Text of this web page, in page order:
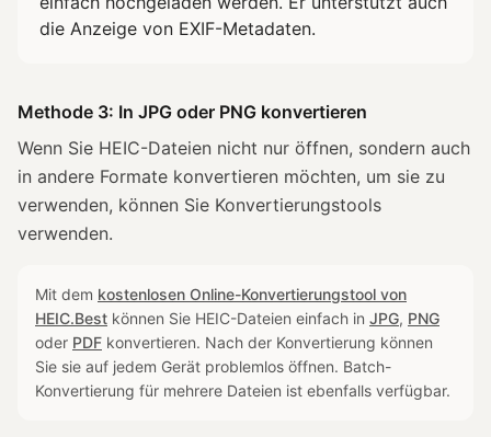
die Anzeige von EXIF-Metadaten.
Methode 3: In JPG oder PNG konvertieren
Wenn Sie HEIC-Dateien nicht nur öffnen, sondern auch
in andere Formate konvertieren möchten, um sie zu
verwenden, können Sie Konvertierungstools
verwenden.
Mit dem kostenlosen Online-Konvertierungstool von
HEIC.Best können Sie HEIC-Dateien einfach in JPG, PNG
oder PDF konvertieren. Nach der Konvertierung können
Sie sie auf jedem Gerät problemlos öffnen. Batch-
Konvertierung für mehrere Dateien ist ebenfalls verfügbar.